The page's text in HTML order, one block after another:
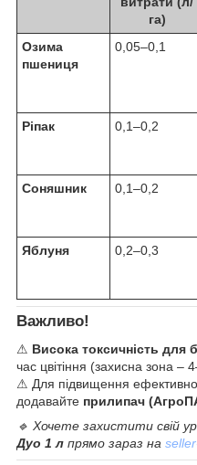
га)
Озима
пшениця
0,05–0,1
Ріпак
0,1–0,2
Соняшник
0,1–0,2
Яблуня
0,2–0,3
Важливо!
⚠ Висока токсичність для
час цвітіння (захисна зона –
⚠ Для підвищення
додавайте прилипач
🔹 Хочете захистити свій
Дуо 1 л прямо зараз на